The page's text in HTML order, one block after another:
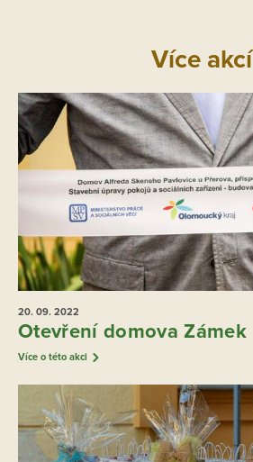
Více akcí
20. 09. 2022
Otevření domova Zámek
Více o této akci